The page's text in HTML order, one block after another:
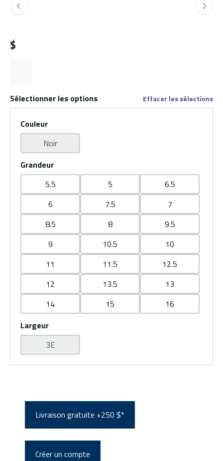
Diapositive précédente
$
Sélectionner les options Effacer les sélections
Couleur
Noir
Grandeur
5.5
5
6.5
6
7.5
7
8.5
8
9.5
9
10.5
10
11
11.5
12.5
12
13.5
13
14
15
16
Largeur
3E
Livraison gratuite +250 $*
Créer un compte